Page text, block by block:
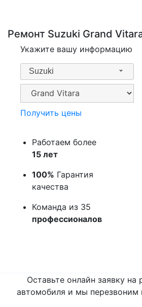
Ремонт Suzuki Grand
Укажите вашу информацию
Suzuki
Получить цены
Работаем более
15 лет
100% Гарантия
качества
Команда из 35
профессионалов
Оставьте онлайн заявку на
автомобиля и мы перезвоним